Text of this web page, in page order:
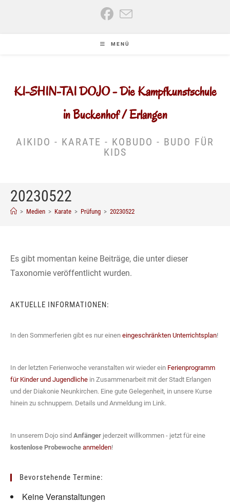
MENÜ
KI-SHIN-TAI DOJO - Die Kampfkunstschule
in Buckenhof / Erlangen
AIKIDO - KARATE - KOBUDO - BUDO FÜR
KIDS
20230522
> Medien > Karate > Prüfung > 20230522
Es gibt momentan keine Beiträge, die unter dieser
Taxonomie veröffentlicht wurden.
AKTUELLE INFORMATIONEN:
In den Sommerferien gibt es nur einen eingeschränkten Unterrichtsplan!
In der letzten Ferienwoche veranstalten wir wieder ein Ferienprogramm
für Kinder und Jugendliche in Zusammenarbeit mit der Stadt Erlangen
und der Diakonie Neunkirchen. Eine gute Gelegenheit, in unsere Kurse
hinein zu schnuppern. Details und Anmeldung im Link.
In unserem Dojo sind Anfänger jederzeit willkommen - jetzt für eine
kostenlose Probewoche anmelden!
Bevorstehende Termine:
Keine Veranstaltungen